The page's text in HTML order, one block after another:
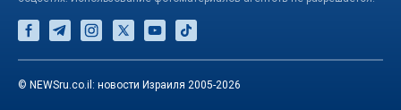
© NEWSru.co.il: новости Израиля 2005-2026